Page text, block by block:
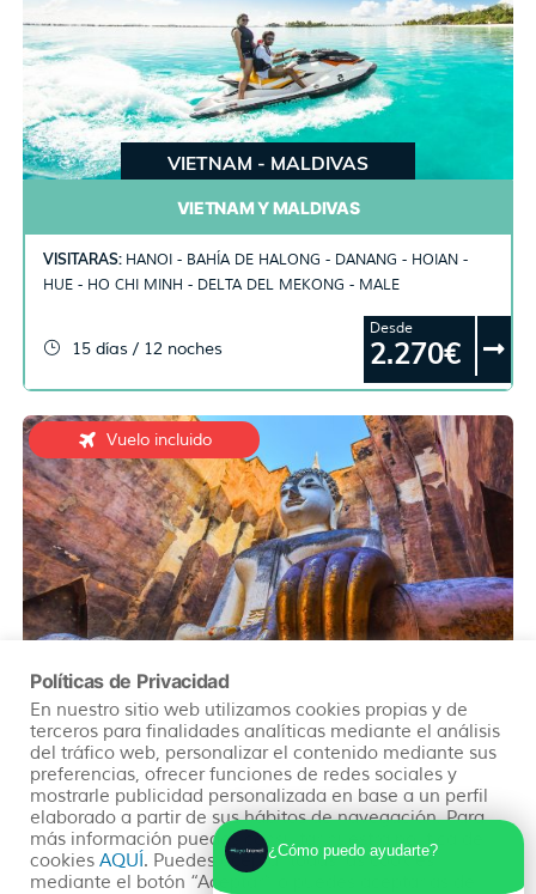
VIETNAM - MALDIVAS
VIETNAM Y MALDIVAS
VISITARAS: HANOI - BAHÍA DE HALONG - DANANG - HOIAN -
HUE - HO CHI MINH - DELTA DEL MEKONG - MALE
15 días / 12 noches
Desde
2.270€
Vuelo incluido
TAILANDIA - MALDIVAS
TAILANDIA Y MALDIVAS
VISITARAS:BANGKOK - KANCHANABURI - AYUTTHAYA -
PHITSANULOKE - SUKHOTHAI - LAMPANG - CHIANG RAI -
CHIANG MAI - MALDIVAS
Políticas de Privacidad
En nuestro sitio web utilizamos cookies propias y de
terceros para finalidades analíticas mediante el análisis
del tráfico web, personalizar el contenido mediante sus
preferencias, ofrecer funciones de redes sociales y
mostrarle publicidad personalizada en base a un perfil
elaborado a partir de sus hábitos de navegación. Para
más información puedes consultar nuestra política de
cookies AQUÍ. Puedes aceptar todas las cookies
mediante el botón “Aceptar” o puedes aceptarlas de
¿Cómo puedo ayudarte?